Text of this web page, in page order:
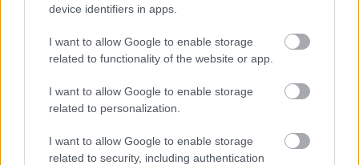
device identifiers in apps.
I want to allow Google to enable storage
related to functionality of the website or app.
I want to allow Google to enable storage
related to personalization.
I want to allow Google to enable storage
related to security, including authentication